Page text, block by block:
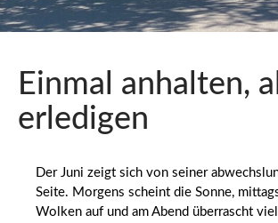
Einmal anhalten,
erledigen
Der Juni zeigt sich von seiner
Seite. Morgens scheint die Sonne,
Wolken auf und am Abend überrascht